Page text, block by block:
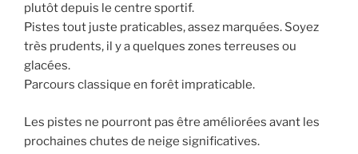
plutôt depuis le centre sportif.
Pistes tout juste praticables, assez marquées. Soyez
très prudents, il y a quelques zones terreuses ou
glacées.
Parcours classique en forêt impraticable.
Les pistes ne pourront pas être améliorées avant les
prochaines chutes de neige significatives.